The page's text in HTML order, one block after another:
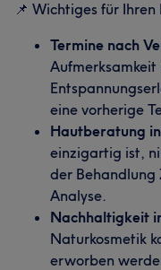
📌 Wichtiges für Ihren
Termine nach
Aufmerksamkeit
eine vorherige
Hautberatung
einzigartig ist,
der
Analyse.
Nachhaltigkeit
Naturkosmetik
erworben